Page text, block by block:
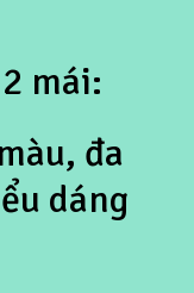
mái:
đa
dáng